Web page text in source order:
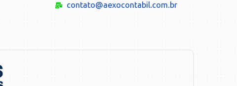
contato@aexocontabil.com.br